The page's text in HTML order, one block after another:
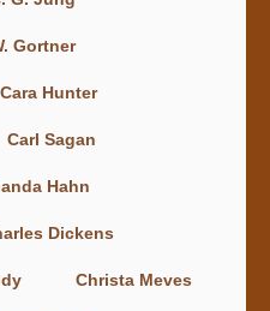
Gortner
Cara Hunter
Carl Sagan
Hahn
Dickens
Christa Meves